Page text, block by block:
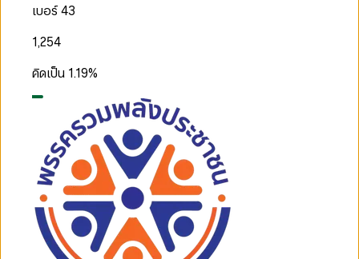
เบอร์ 43
1,254
คิดเป็น 1.19%